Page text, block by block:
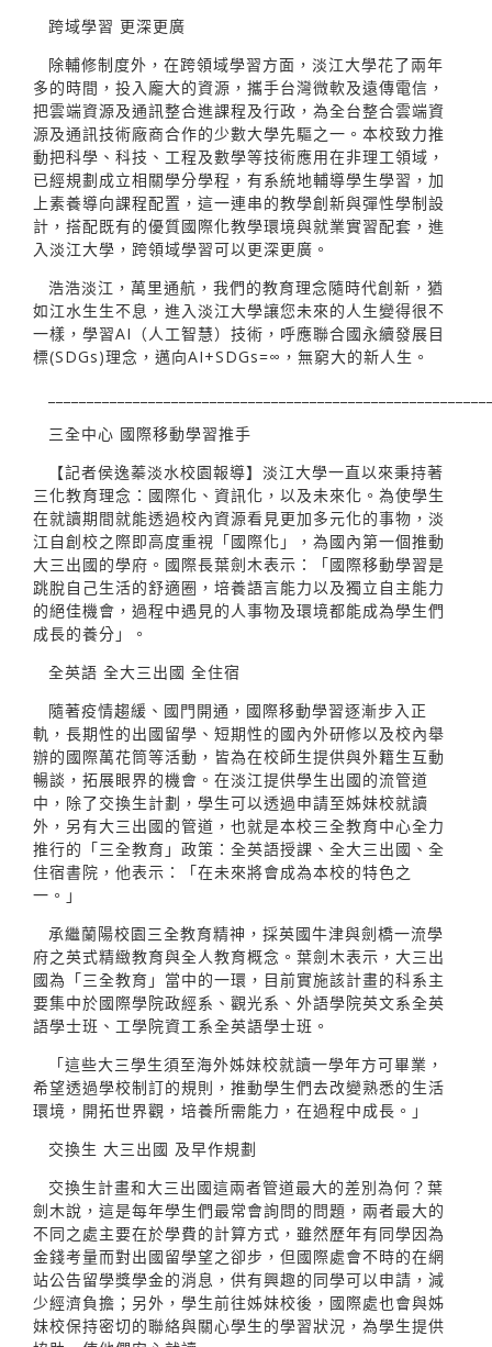
跨域學習 更深更廣
除輔修制度外，在跨領域學習方面，淡江大學花了兩年
多的時間，投入龐大的資源，攜手台灣微軟及遠傳電信，
把雲端資源及通訊整合進課程及行政，為全台整合雲端資
源及通訊技術廠商合作的少數大學先驅之一。本校致力推
動把科學、科技、工程及數學等技術應用在非理工領域，
已經規劃成立相關學分學程，有系統地輔導學生學習，加
上素養導向課程配置，這一連串的教學創新與彈性學制設
計，搭配既有的優質國際化教學環境與就業實習配套，進
入淡江大學，跨領域學習可以更深更廣。
浩浩淡江，萬里通航，我們的教育理念隨時代創新，猶
如江水生生不息，進入淡江大學讓您未來的人生變得很不
一樣，學習AI（人工智慧）技術，呼應聯合國永續發展目
標(SDGs)理念，邁向AI+SDGs=∞，無窮大的新人生。
三全中心 國際移動學習推手
【記者侯逸蓁淡水校園報導】淡江大學一直以來秉持著
三化教育理念：國際化、資訊化，以及未來化。為使學生
在就讀期間就能透過校內資源看見更加多元化的事物，淡
江自創校之際即高度重視「國際化」，為國內第一個推動
大三出國的學府。國際長葉劍木表示：「國際移動學習是
跳脫自己生活的舒適圈，培養語言能力以及獨立自主能力
的絕佳機會，過程中遇見的人事物及環境都能成為學生們
成長的養分」。
全英語 全大三出國 全住宿
隨著疫情趨緩、國門開通，國際移動學習逐漸步入正
軌，長期性的出國留學、短期性的國內外研修以及校內舉
辦的國際萬花筒等活動，皆為在校師生提供與外籍生互動
暢談，拓展眼界的機會。在淡江提供學生出國的流管道
中，除了交換生計劃，學生可以透過申請至姊妹校就讀
外，另有大三出國的管道，也就是本校三全教育中心全力
推行的「三全教育」政策：全英語授課、全大三出國、全
住宿書院，他表示：「在未來將會成為本校的特色之
一。」
承繼蘭陽校園三全教育精神，採英國牛津與劍橋一流學
府之英式精緻教育與全人教育概念。葉劍木表示，大三出
國為「三全教育」當中的一環，目前實施該計畫的科系主
要集中於國際學院政經系、觀光系、外語學院英文系全英
語學士班、工學院資工系全英語學士班。
「這些大三學生須至海外姊妹校就讀一學年方可畢業，
希望透過學校制訂的規則，推動學生們去改變熟悉的生活
環境，開拓世界觀，培養所需能力，在過程中成長。」
交換生 大三出國 及早作規劃
交換生計畫和大三出國這兩者管道最大的差別為何？葉
劍木說，這是每年學生們最常會詢問的問題，兩者最大的
不同之處主要在於學費的計算方式，雖然歷年有同學因為
金錢考量而對出國留學望之卻步，但國際處會不時的在網
站公告留學獎學金的消息，供有興趣的同學可以申請，減
少經濟負擔；另外，學生前往姊妹校後，國際處也會與姊
妹校保持密切的聯絡與關心學生的學習狀況，為學生提供